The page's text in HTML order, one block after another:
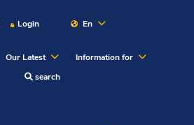
Login En
Our Latest
Information for
search